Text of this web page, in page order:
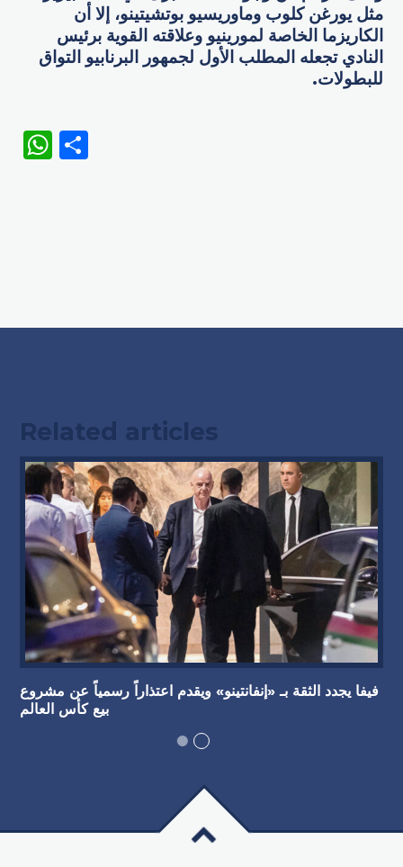
مثل يورغن كلوب وماوريسيو بوتشيتينو، إلا أن
الكاريزما الخاصة لمورينيو وعلاقته القوية برئيس
النادي تجعله المطلب الأول لجمهور البرنابيو التواق
للبطولات.
WhatsApp
Related articles
فيفا يجدد الثقة بـ «إنفانتينو» ويقدم اعتذاراً رسمياً عن مشروع
بيع كأس العالم